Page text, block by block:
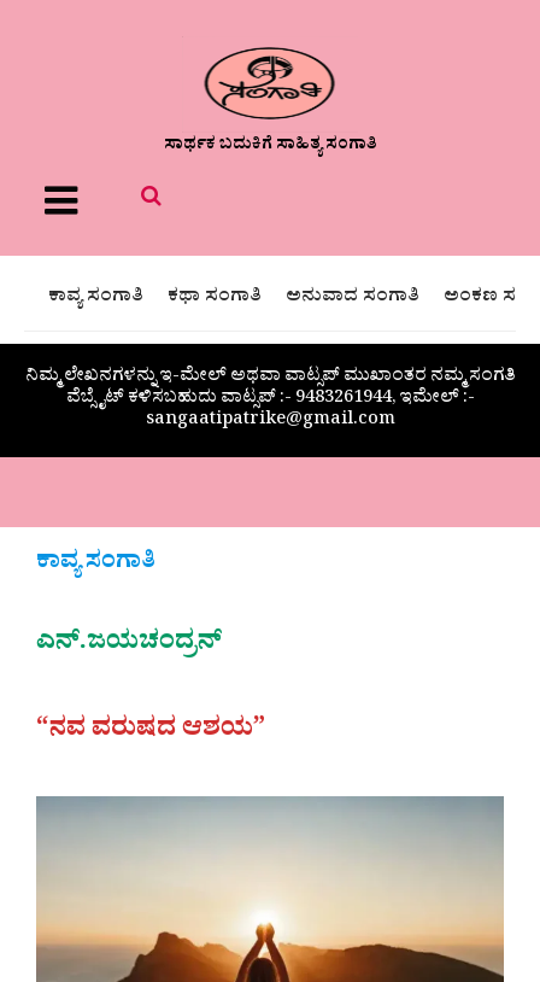
ಸಾರ್ಥಕ ಬದುಕಿಗೆ ಸಾಹಿತ್ಯ ಸಂಗಾತಿ
Menu
ಕಾವ್ಯ ಸಂಗಾತಿ ಕಥಾ ಸಂಗಾತಿ ಅನುವಾದ ಸಂಗಾತಿ ಅಂಕಣ
ನಿಮ್ಮ ಲೇಖನಗಳನ್ನು ಇ-ಮೇಲ್ ಅಥವಾ ವಾಟ್ಸಪ್ ಮುಖಾಂತರ ನಮ್ಮ ಸಂಗತಿ
ವೆಬ್ಸೈಟ್ ಕಳಿಸಬಹುದು ವಾಟ್ಸಪ್‌ :- 9483261944, ಇಮೇಲ್ :-
sangaatipatrike@gmail.com
ಕಾವ್ಯ ಸಂಗಾತಿ
ಎನ್.ಜಯಚಂದ್ರನ್
“ನವ ವರುಷದ ಆಶಯ”